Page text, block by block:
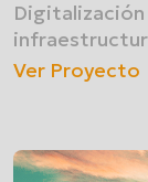
Ver Proyecto